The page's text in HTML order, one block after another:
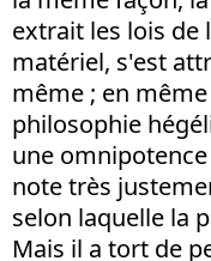
extrait les lois de
matériel, s'est
même ; en
philosophie
une
note très
selon laquelle la
Mais il a tort de